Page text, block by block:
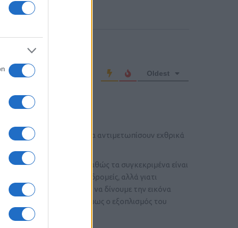
Oldest
που κατά κύριο λόγο θα αντιμετωπίσουν εχθρικά
τις ειδικές δυνάμεις καθώς τα συγκεκριμένα είναι
σενάρια από τους καταδρομείς, αλλά γιατι
μονάδες ώστε να δίνουμε την εικόνα
Στην πραγματικότητα όμως ο εξοπλισμός του
να αλλάζει.